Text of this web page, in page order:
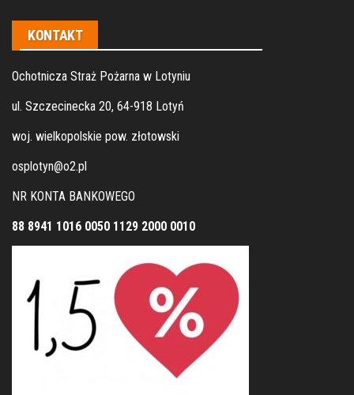
KONTAKT
Ochotnicza Straż Pożarna w Lotyniu
ul. Szczecinecka 20, 64-918 Lotyń
woj. wielkopolskie pow. złotowski
osplotyn@o2.pl
NR KONTA BANKOWEGO
88 8941 1016 0050 1129 2000 0010